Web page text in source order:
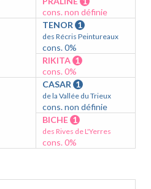
cons. non définie
TENOR 1
des Récris Peintureaux
cons. 0%
RIKITA 1
cons. 0%
CASAR 1
de la Vallée du Trieux
cons. non définie
BICHE 1
des Rives de L'Yerres
cons. 0%